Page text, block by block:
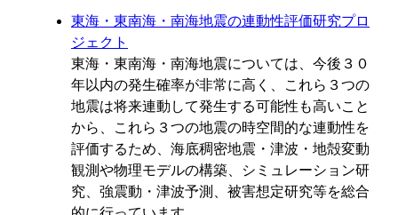
東海・東南海・南海地震の連動性評価研究プロ
ジェクト
東海・東南海・南海地震については、今後３０
年以内の発生確率が非常に高く、これら３つの
地震は将来連動して発生する可能性も高いこと
から、これら３つの地震の時空間的な連動性を
評価するため、海底稠密地震・津波・地殻変動
観測や物理モデルの構築、シミュレーション研
究、強震動・津波予測、被害想定研究等を総合